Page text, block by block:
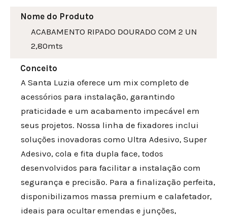
Nome do Produto
ACABAMENTO RIPADO DOURADO COM 2 UN
2,80mts
Conceito
A Santa Luzia oferece um mix completo de
acessórios para instalação, garantindo
praticidade e um acabamento impecável em
seus projetos. Nossa linha de fixadores inclui
soluções inovadoras como Ultra Adesivo, Super
Adesivo, cola e fita dupla face, todos
desenvolvidos para facilitar a instalação com
segurança e precisão. Para a finalização perfeita,
disponibilizamos massa premium e calafetador,
ideais para ocultar emendas e junções,